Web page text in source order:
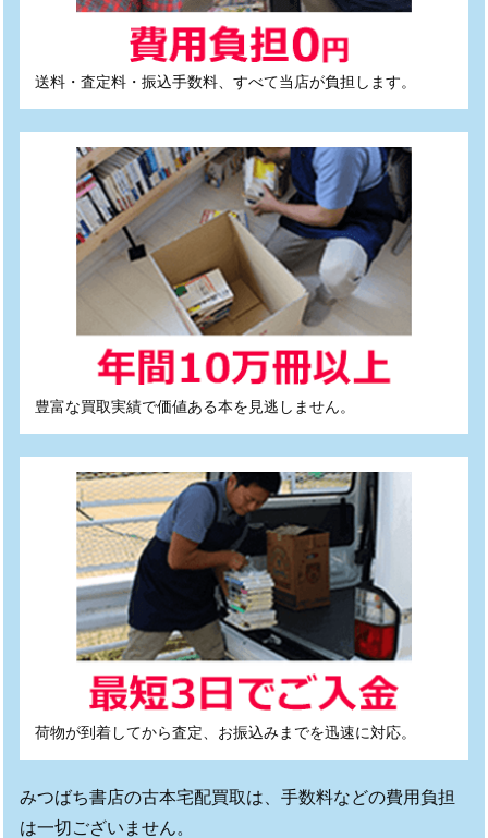
送料・査定料・振込手数料、すべて当店が負担します。
豊富な買取実績で価値ある本を見逃しません。
荷物が到着してから査定、お振込みまでを迅速に対応。
みつばち書店の古本宅配買取は、手数料などの費用負担
は一切ございません。